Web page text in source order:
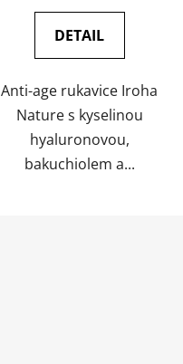
DETAIL
Anti-age rukavice Iroha
Nature s kyselinou
hyaluronovou,
bakuchiolem a...